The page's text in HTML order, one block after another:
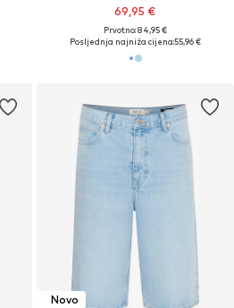
69,95 €
Prvotno: 84,95 €
Posljednja najniža cijena:55,96 €
Novo